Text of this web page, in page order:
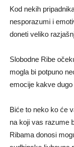
Kod nekih
nesporazumi i
doneti veliko
Slobodne Ribe
mogla bi potpuno
emocije kakve dugo
Biće to neko ko će
na koji vas razume
Ribama donosi